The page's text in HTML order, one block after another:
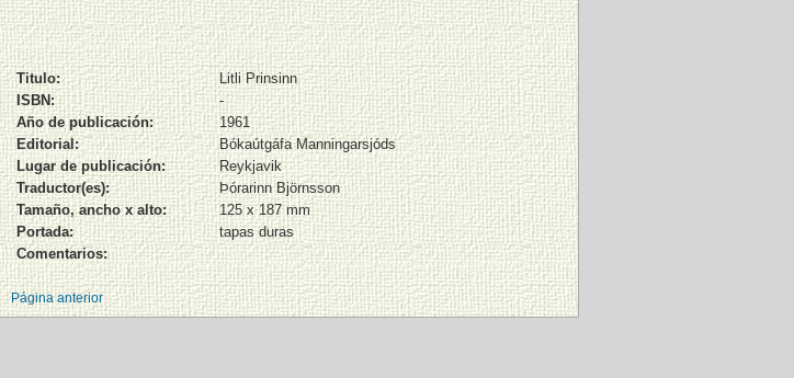
Titulo:
Litli Prinsinn
ISBN:
-
Año de publicación:
1961
Editorial:
Bókaútgáfa Manningarsjóds
Lugar de publicación:
Reykjavik
Traductor(es):
Þórarinn Björnsson
Tamaño, ancho x alto:
125 x 187 mm
Portada:
tapas duras
Comentarios:
Página anterior